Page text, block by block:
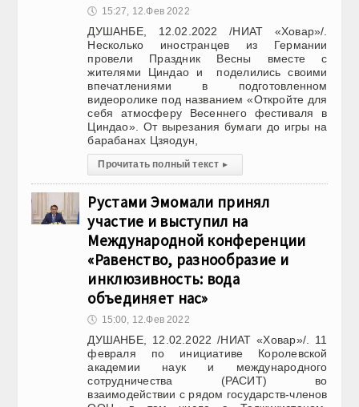
🕔 15:27, 12.Фев 2022
ДУШАНБЕ, 12.02.2022 /НИАТ «Ховар»/.
Несколько иностранцев из Германии
провели Праздник Весны вместе с
жителями Циндао и поделились своими
впечатлениями в подготовленном
видеоролике под названием «Откройте для
себя атмосферу Весеннего фестиваля в
Циндао». От вырезания бумаги до игры на
барабанах Цзяодун,
Прочитать полный текст ▸
Рустами Эмомали принял
участие и выступил на
Международной конференции
«Равенство, разнообразие и
инклюзивность: вода
объединяет нас»
🕔 15:00, 12.Фев 2022
ДУШАНБЕ, 12.02.2022 /НИАТ «Ховар»/. 11
февраля по инициативе Королевской
академии наук и международного
сотрудничества (РАСИТ) во
взаимодействии с рядом государств-членов